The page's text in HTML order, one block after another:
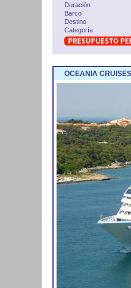
Duración
Barco
Destino
Categoría
OCEANIA